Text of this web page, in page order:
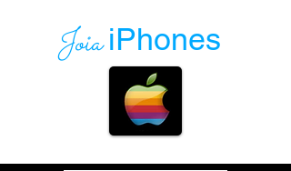
Joia iPhones